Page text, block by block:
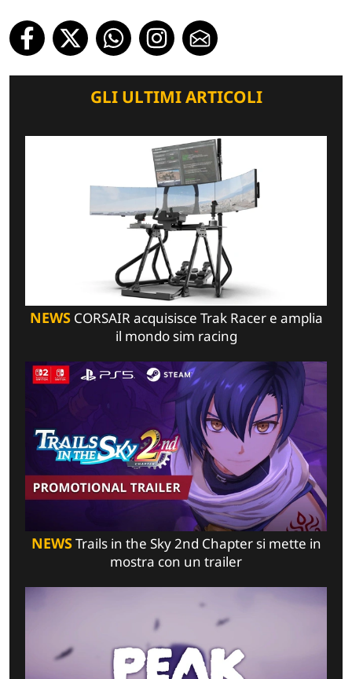
GLI ULTIMI ARTICOLI
NEWSCORSAIR acquisisce Trak Racer e amplia
il mondo sim racing
NEWSTrails in the Sky 2nd Chapter si mette in
mostra con un trailer